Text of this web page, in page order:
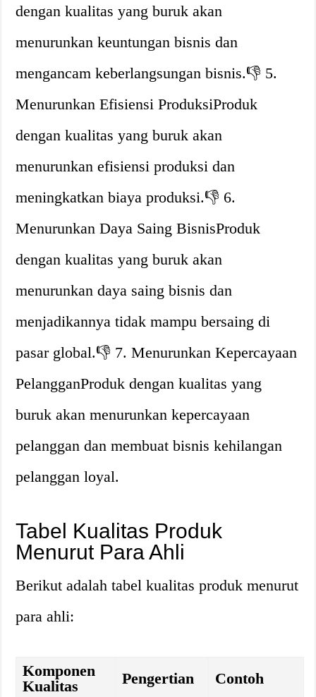
dengan kualitas yang buruk akan
menurunkan keuntungan bisnis dan
mengancam keberlangsungan bisnis.👎 5.
Menurunkan Efisiensi ProduksiProduk
dengan kualitas yang buruk akan
menurunkan efisiensi produksi dan
meningkatkan biaya produksi.👎 6.
Menurunkan Daya Saing BisnisProduk
dengan kualitas yang buruk akan
menurunkan daya saing bisnis dan
menjadikannya tidak mampu bersaing di
pasar global.👎 7. Menurunkan Kepercayaan
PelangganProduk dengan kualitas yang
buruk akan menurunkan kepercayaan
pelanggan dan membuat bisnis kehilangan
pelanggan loyal.
Tabel Kualitas Produk
Menurut Para Ahli
Berikut adalah tabel kualitas produk menurut
para ahli:
Komponen
Kualitas
Pengertian Contoh